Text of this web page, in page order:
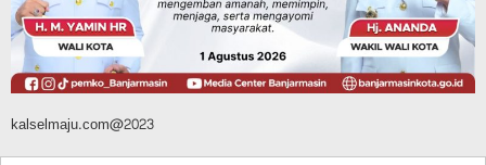
Agustus 7, 2026
kalselmaju.com@2023